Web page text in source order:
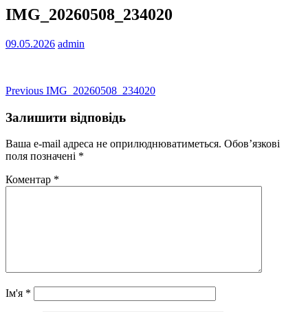
IMG_20260508_234020
09.05.2026 admin
Навігація
записів
Previous Previous
IMG_20260508_234020
Залишити відповідь
Ваша e-mail адреса не оприлюднюватиметься. Обов’язкові
поля позначені *
Коментар *
Ім'я *